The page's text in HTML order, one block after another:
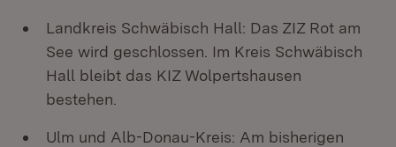
Landkreis Schwäbisch Hall: Das ZIZ Rot am
See wird geschlossen. Im Kreis Schwäbisch
Hall bleibt das KIZ Wolpertshausen
bestehen.
Ulm und Alb-Donau-Kreis: Am bisherigen